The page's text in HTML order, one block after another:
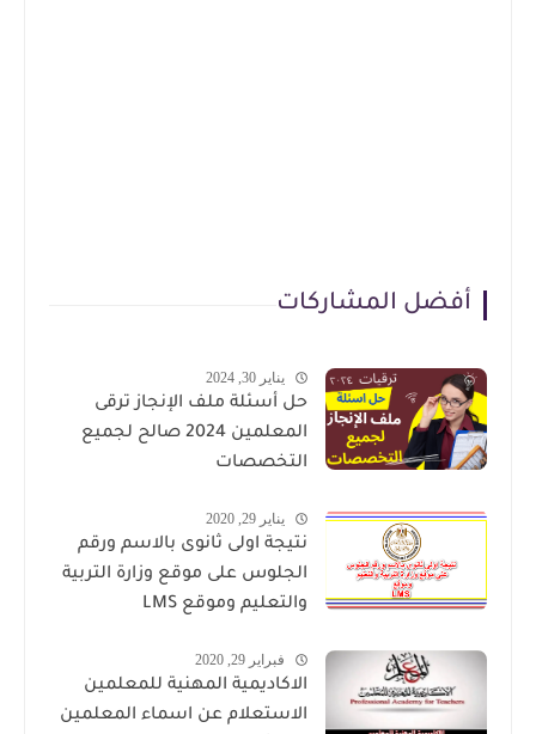
أفضل المشاركات
يناير 30, 2024
حل أسئلة ملف الإنجاز ترقى
المعلمين 2024 صالح لجميع
التخصصات
يناير 29, 2020
نتيجة اولى ثانوى بالاسم ورقم
الجلوس على موقع وزارة التربية
والتعليم وموقع LMS
فبراير 29, 2020
الاكاديمية المهنية للمعلمين
الاستعلام عن اسماء المعلمين